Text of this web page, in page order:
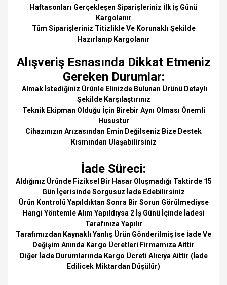
Haftasonları Gerçekleşen Siparişleriniz İlk İş Günü
Kargolanır
Tüm Siparişleriniz Titizlikle Ve Korunaklı Şekilde
Hazırlanıp Kargolanır
Alışveriş Esnasında Dikkat Etmeniz
Gereken Durumlar:
Almak İstediğiniz Ürünle Elinizde Bulunan Ürünü Detaylı
Şekilde Karşılaştırınız
Teknik Ekipman Olduğu İçin Birebir Aynı Olması Önemli
Husustur
Cihazınızın Arızasından Emin Değilseniz Bize Destek
Kısmından Ulaşabilirsiniz
İade Süreci:
Aldığınız Üründe Fiziksel Bir Hasar Oluşmadığı Taktirde 15
Gün İçerisinde Sorgusuz İade Edebilirsiniz
Ürün Kontrolü Yapıldıktan Sonra Bir Sorun Görülmediyse
Hangi Yöntemle Alım Yapıldıysa 2 İş Günü İçinde İadesi
Tarafınıza Yapılır
Tarafımızdan Kaynaklı Yanlış Ürün Gönderilmiş İse İade Ve
Değişim Anında Kargo Ücretleri Firmamıza Aittir
Diğer İade Durumlarında Kargo Ücreti Alıcıya Aittir (İade
Edilicek Miktardan Düşülür)